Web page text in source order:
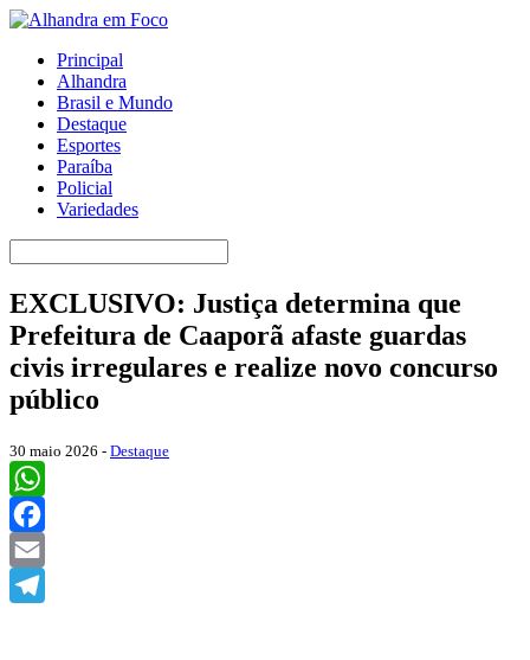
Principal
Alhandra
Brasil e Mundo
Destaque
Esportes
Paraíba
Policial
Variedades
EXCLUSIVO: Justiça determina que
Prefeitura de Caaporã afaste guardas
civis irregulares e realize novo concurso
público
30 maio 2026 - Destaque
WhatsApp
Facebook
Email